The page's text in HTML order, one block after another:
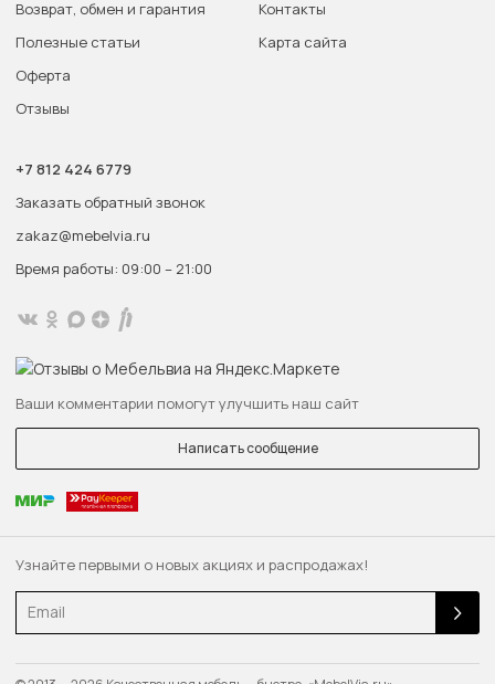
Узнайте первыми о новых акциях и распродажах!
Возврат, обмен и гарантия
Полезные статьи
Оферта
Отзывы
Контакты
Карта сайта
+7 812 424 6779
Заказать обратный звонок
zakaz@mebelvia.ru
Время работы: 09:00 – 21:00
Ваши комментарии помогут улучшить наш сайт
Написать сообщение